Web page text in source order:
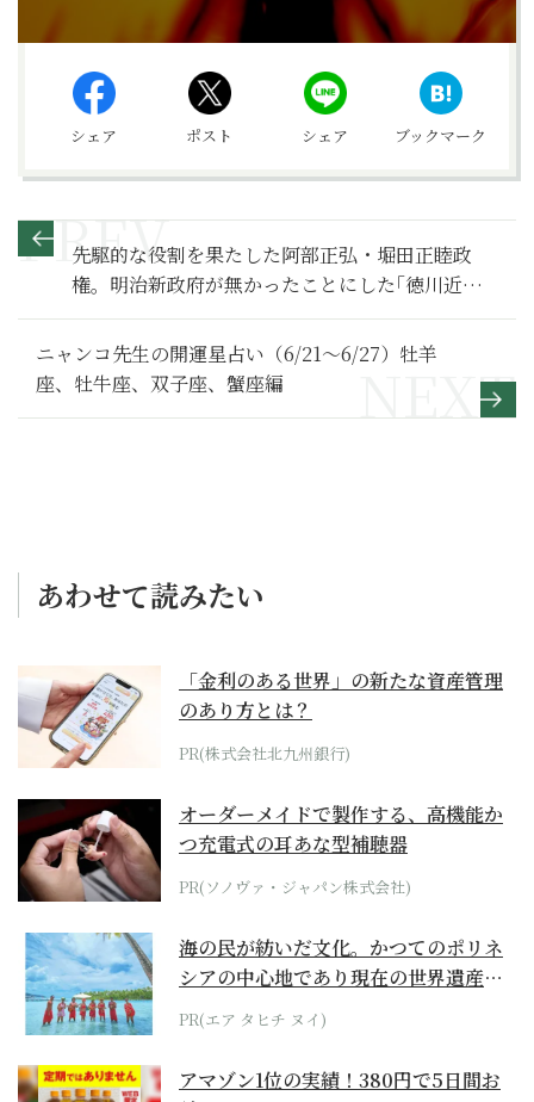
シェア ポスト シェア ブックマーク
先駆的な役割を果たした阿部正弘・堀田正睦政
権。明治新政府が無かったことにした｢徳川近代｣
とは何か？【検証 ｢徳川近代｣ 】
ニャンコ先生の開運星占い（6/21～6/27）牡羊
座、牡牛座、双子座、蟹座編
あわせて読みたい
「金利のある世界」の新たな資産管理
のあり方とは？
PR(株式会社北九州銀行)
オーダーメイドで製作する、高機能か
つ充電式の耳あな型補聴器
PR(ソノヴァ・ジャパン株式会社)
海の民が紡いだ文化。かつてのポリネ
シアの中心地であり現在の世界遺産か
らみえてくる...
PR(エア タヒチ ヌイ)
アマゾン1位の実績！380円で5日間お